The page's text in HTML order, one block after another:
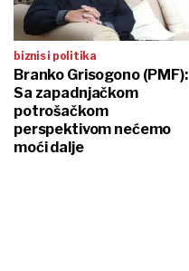
biznis i politika
Branko Grisogono (PMF):
Sa zapadnjačkom
potrošačkom
perspektivom nećemo
moći dalje